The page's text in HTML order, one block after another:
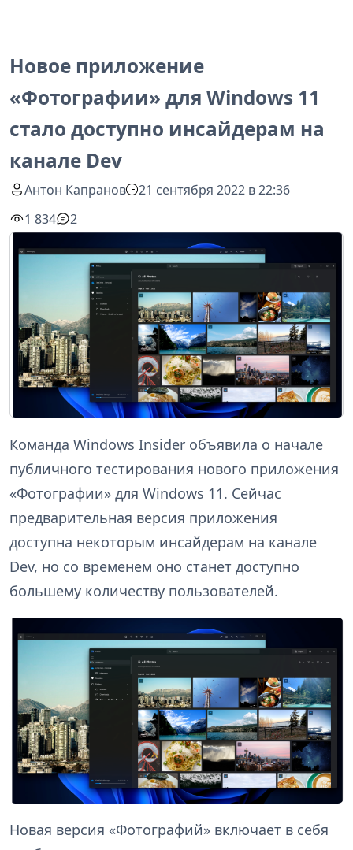
Новое приложение
«Фотографии» для Windows 11
стало доступно инсайдерам на
канале Dev
Антон Капранов
21 сентября 2022 в 22:36
1 834
2
Команда Windows Insider объявила о начале
публичного тестирования нового приложения
«Фотографии» для Windows 11. Сейчас
предварительная версия приложения
доступна некоторым инсайдерам на канале
Dev, но со временем оно станет доступно
большему количеству пользователей.
Новая версия «Фотографий» включает в себя